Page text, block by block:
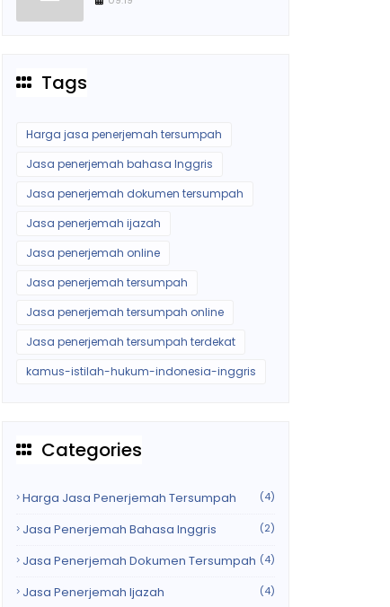
Tags
Harga jasa penerjemah tersumpah
Jasa penerjemah bahasa Inggris
Jasa penerjemah dokumen tersumpah
Jasa penerjemah ijazah
Jasa penerjemah online
Jasa penerjemah tersumpah
Jasa penerjemah tersumpah online
Jasa penerjemah tersumpah terdekat
kamus-istilah-hukum-indonesia-inggris
Categories
Harga Jasa Penerjemah Tersumpah (4)
Jasa Penerjemah Bahasa Inggris (2)
Jasa Penerjemah Dokumen Tersumpah (4)
Jasa Penerjemah Ijazah (4)